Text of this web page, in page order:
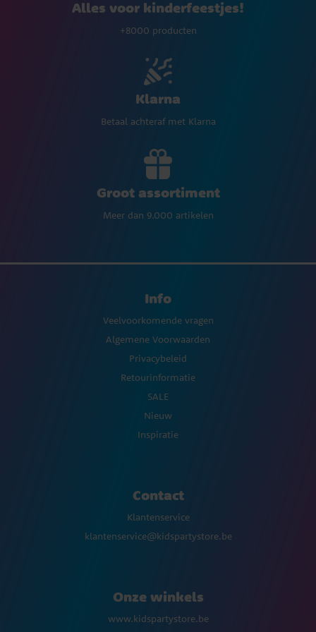
Alles voor kinderfeestjes!
+8000 producten
Klarna
Betaal achteraf met Klarna
Groot assortiment
Meer dan 9.000 artikelen
Info
Veelvoorkomende vragen
Algemene Voorwaarden
Privacybeleid
Retourinformatie
SALE
Nieuw
Inspiratie
Contact
Klantenservice
klantenservice@kidspartystore.be
Onze winkels
www.kidspartystore.be